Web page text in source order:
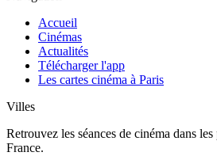
Accueil
Cinémas
Actualités
Télécharger l'app
Les cartes cinéma à Paris
Villes
Retrouvez les séances de cinéma dans
France.